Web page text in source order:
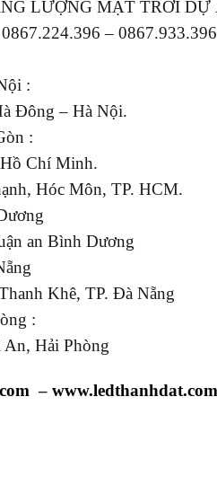
LƯỢNG MẶT TRỜI
–
:
Đông – Hà Nội.
:
Chí Minh.
Hóc Môn, TP. HCM.
an Bình Dương
Khê, TP. Đà Nẵng
:
Hải Phòng
– www.ledthanhdat.com